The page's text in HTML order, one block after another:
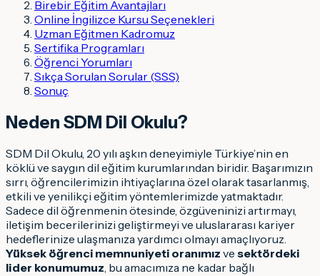
Birebir Eğitim Avantajları
Online İngilizce Kursu Seçenekleri
Uzman Eğitmen Kadromuz
Sertifika Programları
Öğrenci Yorumları
Sıkça Sorulan Sorular (SSS)
Sonuç
Neden SDM Dil Okulu?
SDM Dil Okulu, 20 yılı aşkın deneyimiyle Türkiye’nin en
köklü ve saygın dil eğitim kurumlarından biridir. Başarımızın
sırrı, öğrencilerimizin ihtiyaçlarına özel olarak tasarlanmış,
etkili ve yenilikçi eğitim yöntemlerimizde yatmaktadır.
Sadece dil öğrenmenin ötesinde, özgüveninizi artırmayı,
iletişim becerilerinizi geliştirmeyi ve uluslararası kariyer
hedeflerinize ulaşmanıza yardımcı olmayı amaçlıyoruz.
Yüksek öğrenci memnuniyeti oranımız ve sektördeki
lider konumumuz, bu amacımıza ne kadar bağlı